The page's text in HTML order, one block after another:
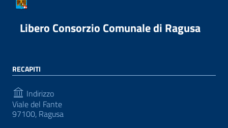
Libero Consorzio Comunale di Ragusa
RECAPITI
Indirizzo
Viale del Fante
97100, Ragusa